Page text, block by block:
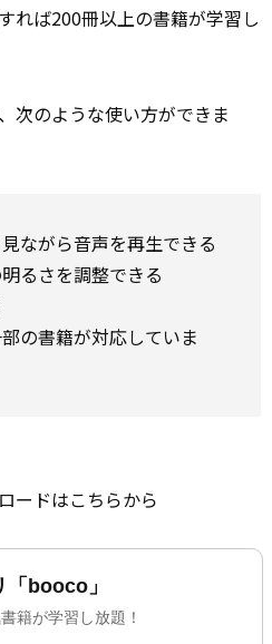
れば200冊以上の書籍が学習し
次のような使い方ができま
ながら音声を再生できる
るさを調整できる
の書籍が対応していま
ードはこちらから